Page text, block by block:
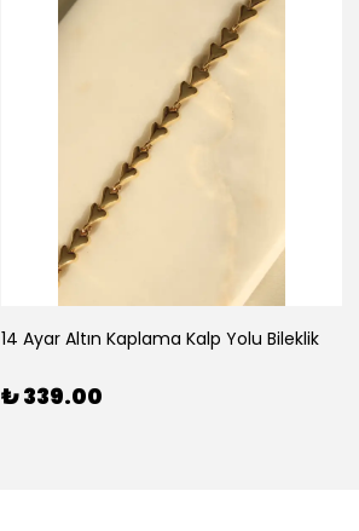
14 Ayar Altın Kaplama Kalp Yolu Bileklik
₺ 339.00